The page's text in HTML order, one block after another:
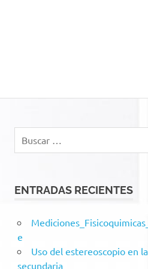
ENTRADAS RECIENTES
e
Uso del estereoscopio en
secundaria